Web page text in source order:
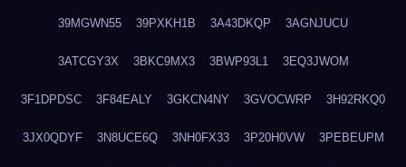
39MGWN55 39PXKH1B 3A43DKQP 3AGNJUCU
3ATCGY3X 3BKC9MX3 3BWP93L1 3EQ3JWOM
3F1DPDSC 3F84EALY 3GKCN4NY 3GVOCWRP 3H92RKQ0
3JX0QDYF 3N8UCE6Q 3NH0FX33 3P20H0VW 3PEBEUPM